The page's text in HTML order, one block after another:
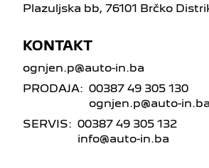
Plazuljska bb, 76101 Brčko
KONTAKT
ognjen.p@auto-in.ba
PRODAJA: 00387 49 305 130
ognjen.p@auto-in.ba
SERVIS: 00387 49 305 132
info@auto-in.ba